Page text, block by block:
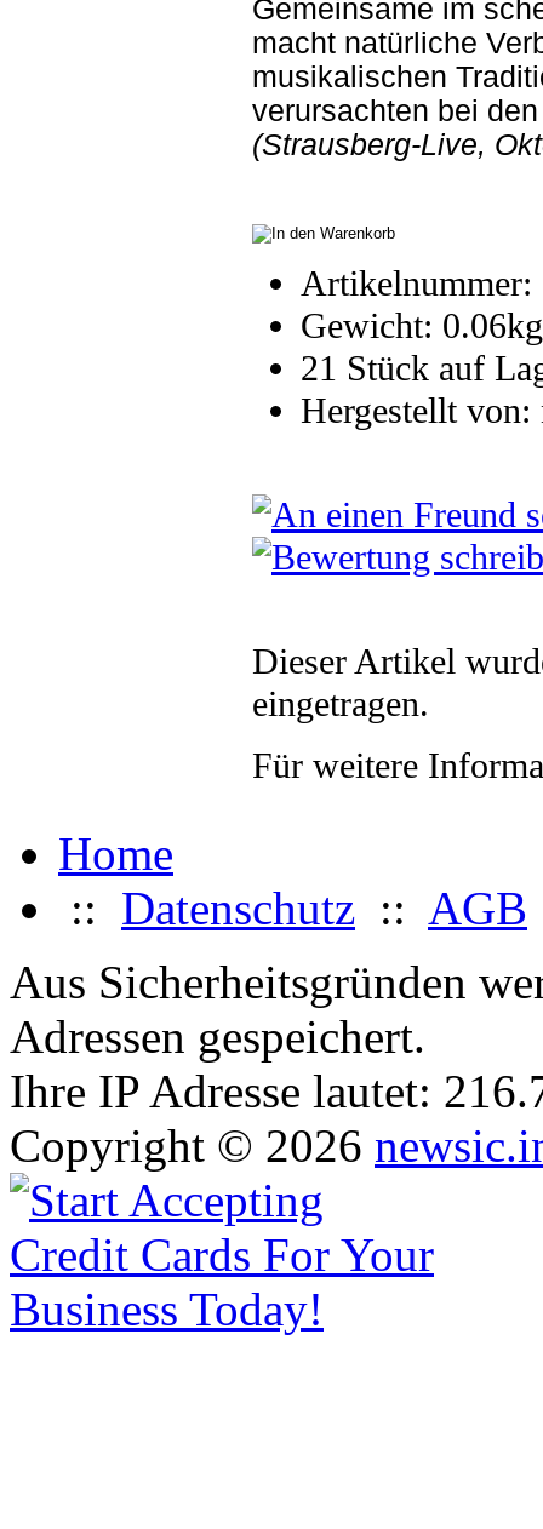
Gemeinsame im
macht natürliche
musikalischen
verursachten bei
(Strausberg-Live,
Artikelnummer:
Gewicht: 0.06kg
21 Stück auf
Hergestellt von:
Dieser Artikel
eingetragen.
Für weitere
Home
:: Datenschutz :: AGB
Aus Sicherheitsgründen
Adressen gespeichert.
Ihre IP Adresse lautet:
Copyright © 2026